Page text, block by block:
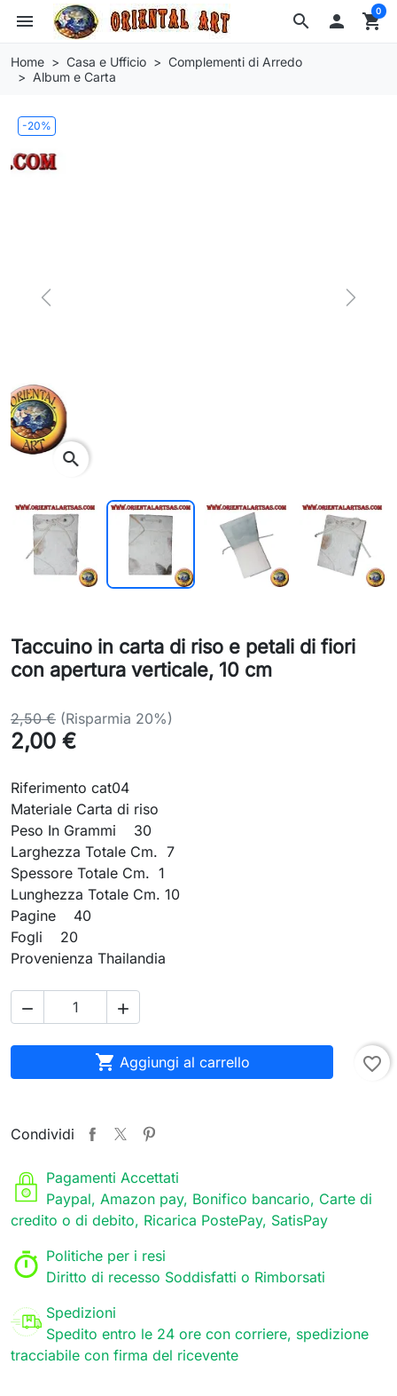
search
menu  shopping_cart
0
Home Casa e Ufficio
Complementi di Arredo
Album e Carta
-20%
Previous Next
Taccuino in carta di riso e petali di fiori
con apertura verticale, 10 cm
2,50 € (Risparmia 20%)
2,00 €
Riferimento cat04
Materiale Carta di riso
Peso In Grammi 30
Larghezza Totale Cm. 7
Spessore Totale Cm. 1
Lunghezza Totale Cm. 10
Pagine 40
Fogli 20
Provenienza Thailandia
 
 Aggiungi al carrello favorite_border
Condividi
Pagamenti Accettati
Paypal, Amazon pay, Bonifico bancario, Carte di
credito o di debito, Ricarica PostePay, SatisPay
Politiche per i resi
Diritto di recesso Soddisfatti o Rimborsati
Spedizioni
Spedito entro le 24 ore con corriere, spedizione
tracciabile con firma del ricevente